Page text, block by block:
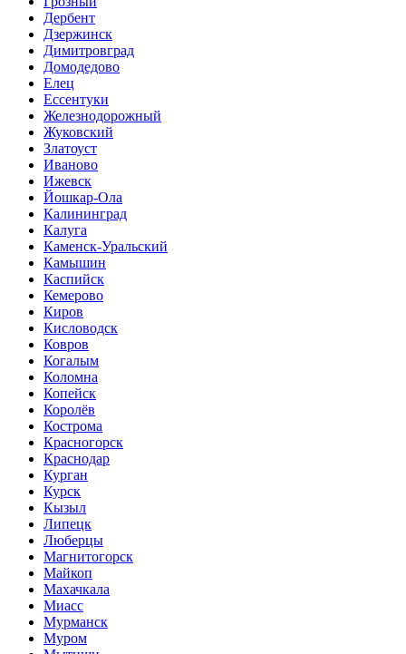
Дербент
Дзержинск
Димитровград
Домодедово
Елец
Ессентуки
Железнодорожный
Жуковский
Златоуст
Иваново
Ижевск
Йошкар-Ола
Калининград
Калуга
Каменск-Уральский
Камышин
Каспийск
Кемерово
Киров
Кисловодск
Ковров
Когалым
Коломна
Копейск
Королёв
Кострома
Красногорск
Краснодар
Курган
Курск
Кызыл
Липецк
Люберцы
Магнитогорск
Майкоп
Махачкала
Миасс
Мурманск
Муром